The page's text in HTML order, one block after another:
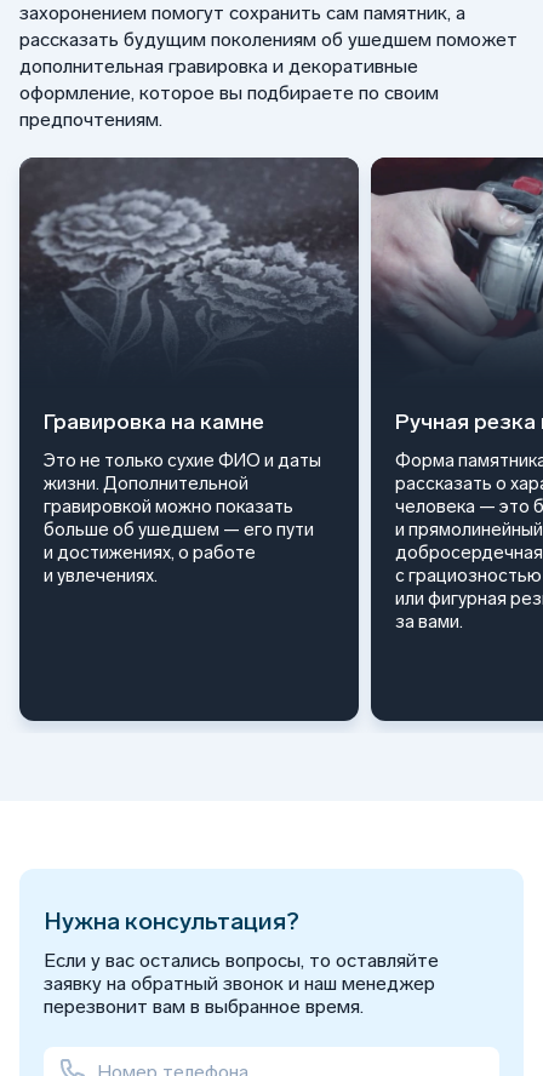
захоронением помогут сохранить сам памятник, а
рассказать будущим поколениям об ушедшем поможет
дополнительная гравировка и декоративные
оформление, которое вы подбираете по своим
предпочтениям.
Гравировка на камне
Это не только сухие ФИО и даты
жизни. Дополнительной
гравировкой можно показать
больше об ушедшем — его пути
и достижениях, о работе
и увлечениях.
Ручная
Форма
рассказать о
человека — это
и
с
или фигурная
за вами.
Нужна консультация?
Если у вас остались вопросы, то оставляйте
заявку на обратный звонок и наш менеджер
перезвонит вам в выбранное время.